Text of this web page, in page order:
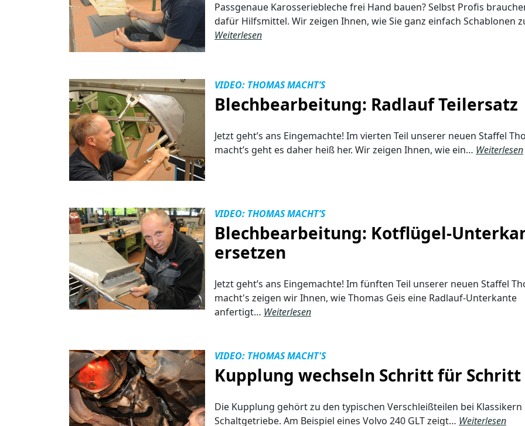
Passgenaue Karosseriebleche frei Hand bauen? Selbst Profis
dafür Hilfsmittel. Wir zeigen Ihnen, wie Sie ganz einfach Schablonen
Weiterlesen
VIDEO: THOMAS MACHT’S
Blechbearbeitung: Radlauf Teilersatz
Jetzt geht’s ans Eingemachte! Im vierten Teil unserer neuen Staffel
macht’s geht es daher heiß her. Wir zeigen Ihnen, wie ein… Weiterlesen
VIDEO: THOMAS MACHT’S
Blechbearbeitung: Kotflügel-
ersetzen
Jetzt geht’s ans Eingemachte! Im fünften Teil unserer neuen Staffel
macht's zeigen wir Ihnen, wie Thomas Geis eine Radlauf-Unterkante
anfertigt… Weiterlesen
VIDEO: THOMAS MACHT'S
Kupplung wechseln Schritt für Schritt
Die Kupplung gehört zu den typischen Verschleißteilen bei
Schaltgetriebe. Am Beispiel eines Volvo 240 GLT zeigt… Weiterlesen